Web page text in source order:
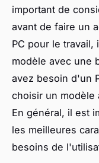
important de
avant de faire un
PC pour le
modèle avec une
avez besoin d'un
choisir un modèle
En général, il est
les meilleures
besoins de